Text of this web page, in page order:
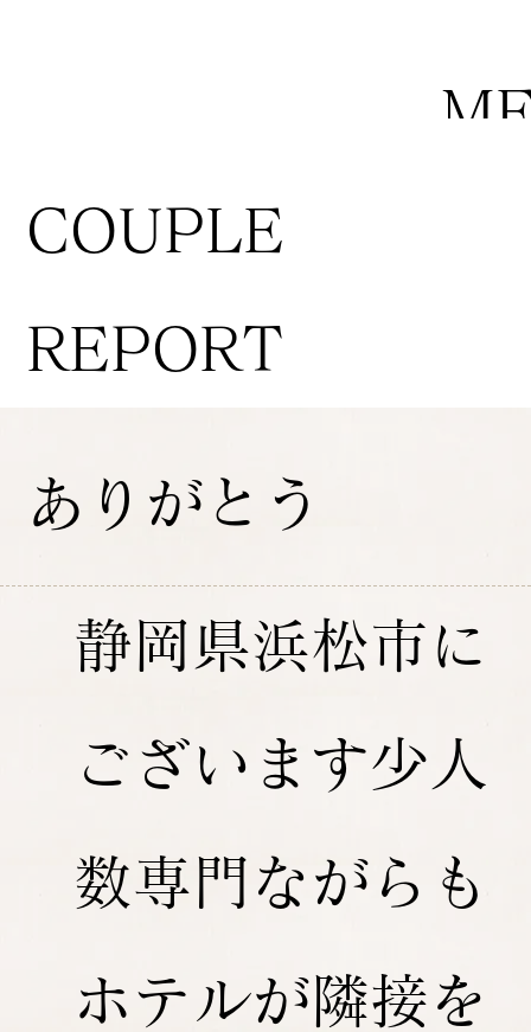
COUPLE
REPORT
ありがとう
静岡県浜松市に
ございます少人
数専門ながらも
ホテルが隣接を